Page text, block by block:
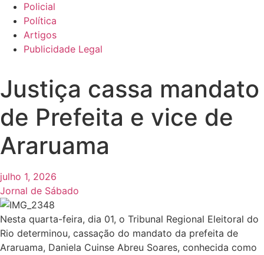
Policial
Política
Artigos
Publicidade Legal
Justiça cassa mandato
de Prefeita e vice de
Araruama
julho 1, 2026
Jornal de Sábado
Nesta quarta-feira, dia 01, o Tribunal Regional Eleitoral do
Rio determinou, cassação do mandato da prefeita de
Araruama, Daniela Cuinse Abreu Soares, conhecida como